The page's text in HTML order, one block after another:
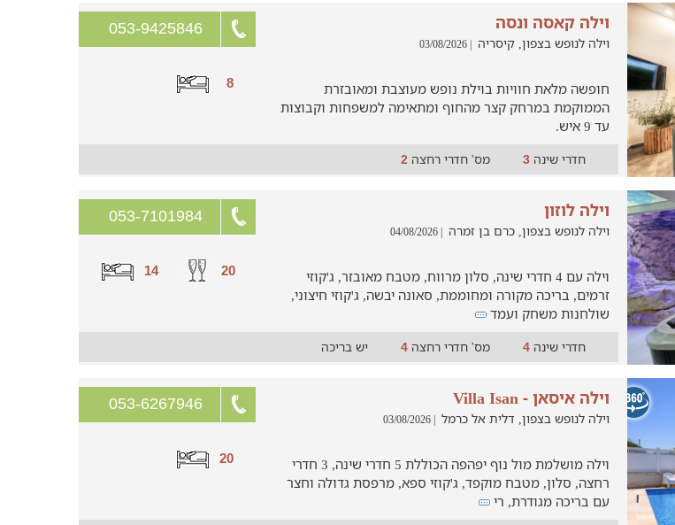
053-9425846
8
וילה קאסה ונסה
וילה לנופש בצפון, קיסריה | 03/08/2026
חופשה מלאת חוויות בוילת נופש מעוצבת ומאובזרת
הממוקמת במרחק קצר מהחוף ומתאימה למשפחות וקבוצות
עד 9 איש.
חדרי שינה3 מס' חדרי רחצה2
053-7101984
20
14
וילה לוזון
וילה לנופש בצפון, כרם בן זמרה | 04/08/2026
וילה עם 4 חדרי שינה, סלון מרווח, מטבח מאובזר, ג'קוזי
זרמים, בריכה מקורה ומחוממת, סאונה יבשה, ג'קוזי חיצוני,
שולחנות משחק ועמד
חדרי שינה4 מס' חדרי רחצה4 יש בריכה
053-6267946
20
וילה איסאן - Villa Isan
וילה לנופש בצפון, דלית אל כרמל | 03/08/2026
וילה מושלמת מול נוף יפהפה הכוללת 5 חדרי שינה, 3 חדרי
רחצה, סלון, מטבח מוקפד, ג'קוזי ספא, מרפסת גדולה וחצר
עם בריכה מגודרת, רי